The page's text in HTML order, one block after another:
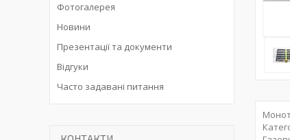
Фотогалерея
Новини
Презентації та документи
Відгуки
Часто задавані питання